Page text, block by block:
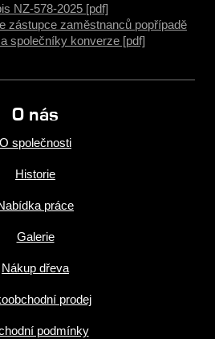
NZ-578-2025 [pdf]
zástupce zaměstnanců popřípadě
společníky konverze [pdf]
O nás
O společnosti
Historie
práce
Galerie
Nákup dřeva
prodej
podmínky